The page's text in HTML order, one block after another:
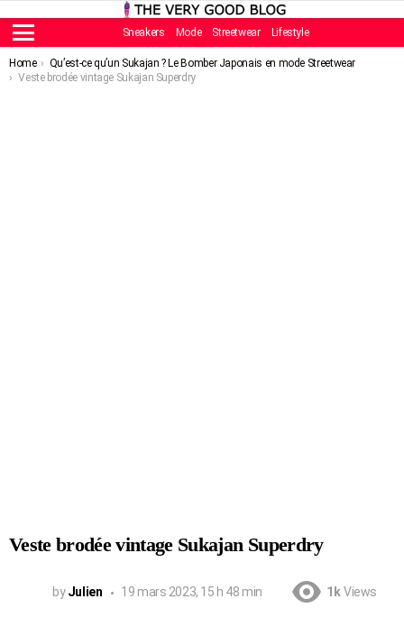
Menu
Sneakers Mode Streetwear Lifestyle
You are here:
Home
Qu’est-ce qu’un Sukajan ? Le Bomber Japonais en mode Streetwear
Veste brodée vintage Sukajan Superdry
Veste brodée vintage Sukajan Superdry
by Julien 19 mars 2023, 15 h 48 min 1k Views